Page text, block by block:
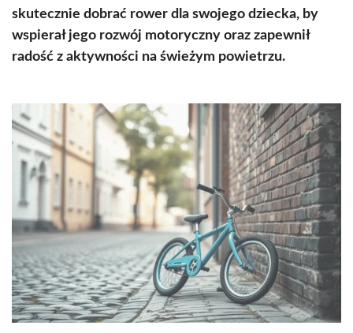
skutecznie dobrać rower dla swojego dziecka, by
wspierał jego rozwój motoryczny oraz zapewnił
radość z aktywności na świeżym powietrzu.